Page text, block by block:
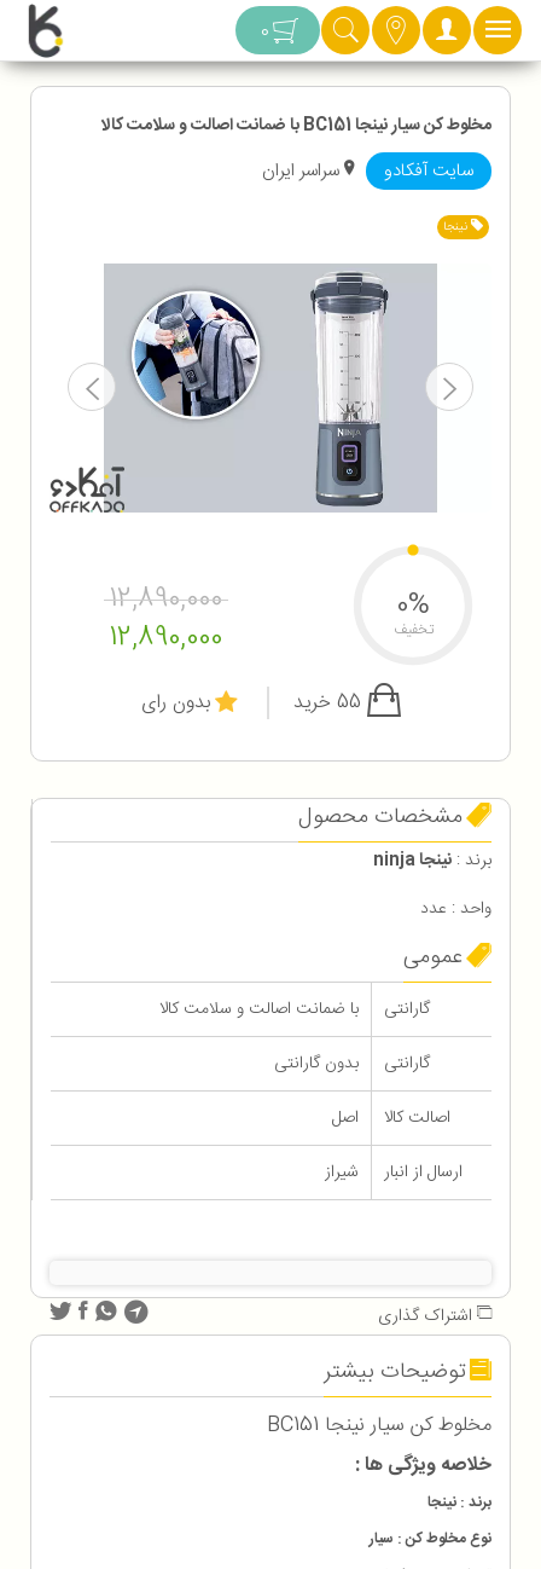
دسته بندی 0
مخلوط کن سیار نینجا BC151 با ضمانت اصالت و سلامت کالا
سایت آفکادو سراسر ایران
نینجا
12,890,000
12,890,000
0%
تخفیف
بدون رای
مشخصات محصول
برند : نینجا ninja
واحد : عدد
عمومی
گارانتی
با ضمانت اصالت و سلامت کالا
گارانتی
بدون گارانتی
اصالت کالا
اصل
ارسال از انبار
شیراز
اشتراک گذاری
توضیحات بیشتر
مخلوط کن سیار نینجا BC151
خلاصه ویژگی ها :
برند : نینجا
نوع مخلوط کن : سیار